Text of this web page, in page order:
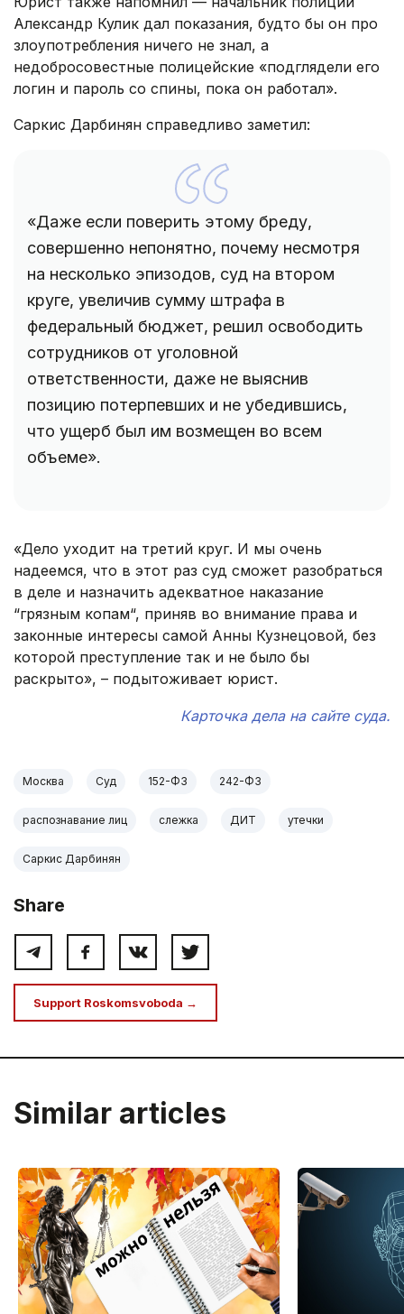
Александр Кулик дал показания, будто бы он про
злоупотребления ничего не знал, а
недобросовестные полицейские «подглядели его
логин и пароль со спины, пока он работал».
Саркис Дарбинян справедливо заметил:
«Даже если поверить этому бреду,
совершенно непонятно, почему несмотря
на несколько эпизодов, суд на втором
круге, увеличив сумму штрафа в
федеральный бюджет, решил освободить
сотрудников от уголовной
ответственности, даже не выяснив
позицию потерпевших и не убедившись,
что ущерб был им возмещен во всем
объеме».
«Дело уходит на третий круг. И мы очень
надеемся, что в этот раз суд сможет разобраться
в деле и назначить адекватное наказание
“грязным копам“, приняв во внимание права и
законные интересы самой Анны Кузнецовой, без
которой преступление так и не было бы
раскрыто», – подытоживает юрист.
Карточка дела на сайте суда.
Москва Суд 152-ФЗ 242-ФЗ
распознавание лиц слежка ДИТ утечки
Саркис Дарбинян
Share
Support Roskomsvoboda →
Similar articles